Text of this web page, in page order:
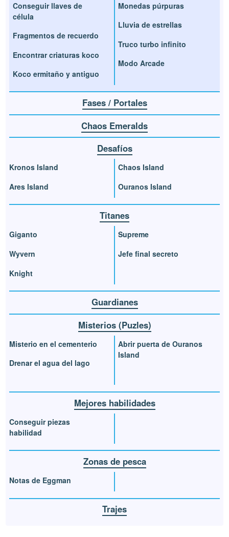
Conseguir llaves de
célula
Fragmentos de recuerdo
Encontrar criaturas koco
Koco ermitaño y antiguo
Monedas púrpuras
Lluvia de estrellas
Truco turbo infinito
Modo Arcade
Fases / Portales
Chaos Emeralds
Desafíos
Kronos Island
Ares Island
Chaos Island
Ouranos Island
Titanes
Giganto
Wyvern
Knight
Supreme
Jefe final secreto
Guardianes
Misterios (Puzles)
Misterio en el cementerio
Drenar el agua del lago
Abrir puerta de Ouranos
Island
Mejores habilidades
Conseguir piezas
habilidad
Zonas de pesca
Notas de Eggman
Trajes